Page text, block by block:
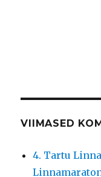
VIIMASED
4. Tartu